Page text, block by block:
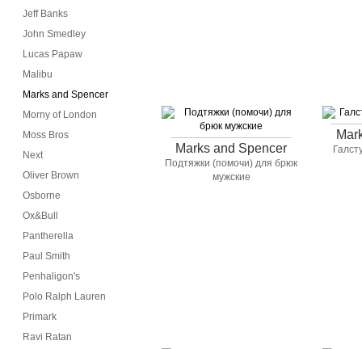
Jeff Banks
John Smedley
Lucas Papaw
Malibu
Marks and Spencer
Morny of London
Moss Bros
Next
Oliver Brown
Osborne
Ox&Bull
Pantherella
Paul Smith
Penhaligon's
Polo Ralph Lauren
Primark
Ravi Ratan
Marks and Spencer
Подтяжки (помочи) для брюк
мужские